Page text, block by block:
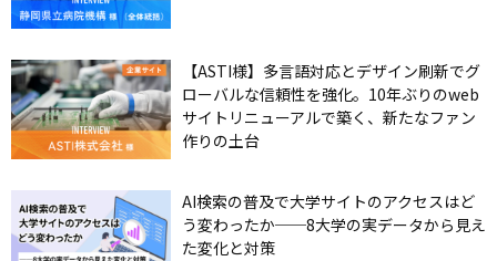
【ASTI様】多言語対応とデザイン刷新でグ
ローバルな信頼性を強化。10年ぶりのweb
サイトリニューアルで築く、新たなファン
作りの土台
AI検索の普及で大学サイトのアクセスはど
う変わったか──8大学の実データから見え
た変化と対策